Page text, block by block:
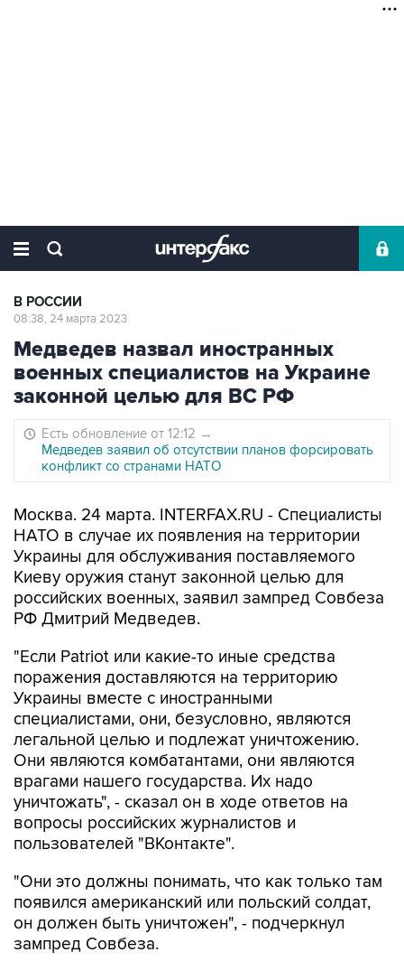
В РОССИИ
08:38, 24 марта 2023
Медведев назвал иностранных
военных специалистов на Украине
законной целью для ВС РФ
Есть обновление от 12:12 →
Медведев заявил об отсутствии планов форсировать
конфликт со странами НАТО
Москва. 24 марта. INTERFAX.RU - Специалисты
НАТО в случае их появления на территории
Украины для обслуживания поставляемого
Киеву оружия станут законной целью для
российских военных, заявил зампред Совбеза
РФ Дмитрий Медведев.
"Если Patriot или какие-то иные средства
поражения доставляются на территорию
Украины вместе с иностранными
специалистами, они, безусловно, являются
легальной целью и подлежат уничтожению.
Они являются комбатантами, они являются
врагами нашего государства. Их надо
уничтожать", - сказал он в ходе ответов на
вопросы российских журналистов и
пользователей "ВКонтакте".
"Они это должны понимать, что как только там
появился американский или польский солдат,
он должен быть уничтожен", - подчеркнул
зампред Совбеза.